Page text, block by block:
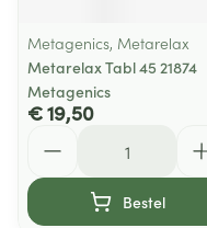
Metagenics, Metarelax
Metarelax Tabl 45 21874
Metagenics
€ 19,50
Bestel